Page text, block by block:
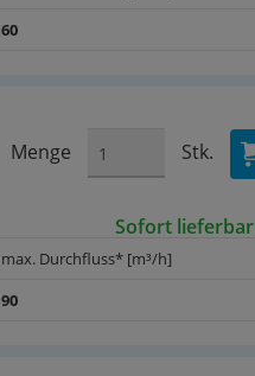
60
Menge Stk.
Sofort lieferbar
max. Durchfluss* [m³/h]
90